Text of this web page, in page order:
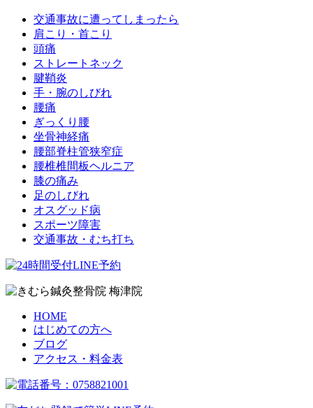
交通事故に遭ってしまったら
肩こり・首こり
頭痛
ストレートネック
腱鞘炎
手・腕のしびれ
腰痛
ぎっくり腰
坐骨神経痛
腰部脊柱管狭窄症
腰椎椎間板ヘルニア
膝の痛み
足のしびれ
オスグッド病
スポーツ障害
交通事故・むち打ち
HOME
はじめての方へ
ブログ
アクセス・料金表